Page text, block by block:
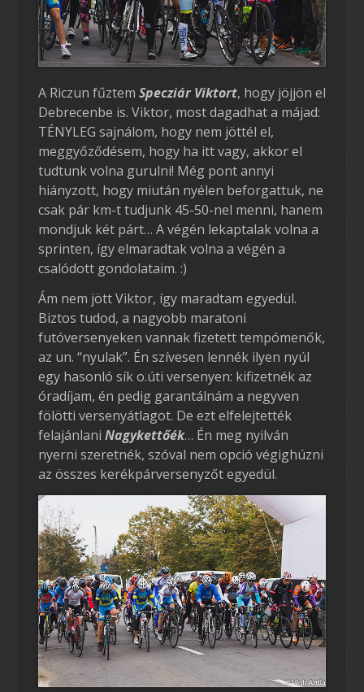
A Riczun fűztem Specziár Viktort, hogy jöjjön el
Debrecenbe is. Viktor, most dagadhat a májad:
TÉNYLEG sajnálom, hogy nem jöttél el,
meggyőződésem, hogy ha itt vagy, akkor el
tudtunk volna gurulni! Még pont annyi
hiányzott, hogy miután nyélen beforgattuk, ne
csak pár km-t tudjunk 45-50-nel menni, hanem
mondjuk két párt… A végén lekaptalak volna a
sprinten, így elmaradtak volna a végén a
csalódott gondolataim. :)
Ám nem jött Viktor, így maradtam egyedül.
Biztos tudod, a nagyobb maratoni
futóversenyeken vannak fizetett tempómenők,
az un. “nyulak”. Én szívesen lennék ilyen nyúl
egy hasonló sík o.úti versenyen: kifizetnék az
óradíjam, én pedig garantálnám a negyven
fölötti versenyátlagot. De ezt elfelejtették
felajánlani Nagykettőék… Én meg nyilván
nyerni szeretnék, szóval nem opció végighúzni
az összes kerékpárversenyzőt egyedül.